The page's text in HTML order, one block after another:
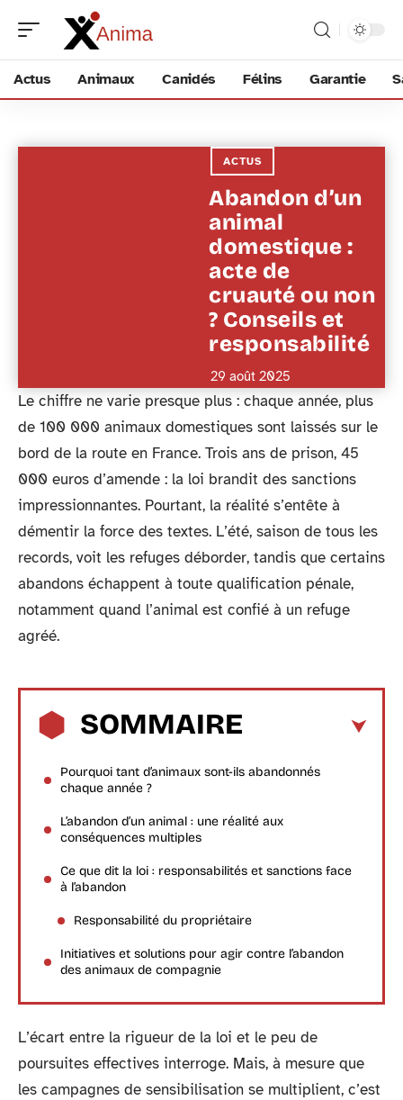
Actus Animaux Canidés Félins Garantie
ACTUS
Abandon d’un
animal
domestique :
acte de
cruauté ou non
? Conseils et
responsabilité
29 août 2025
Le chiffre ne varie presque plus : chaque année, plus
de 100 000 animaux domestiques sont laissés sur le
bord de la route en France. Trois ans de prison, 45
000 euros d’amende : la loi brandit des sanctions
impressionnantes. Pourtant, la réalité s’entête à
démentir la force des textes. L’été, saison de tous les
records, voit les refuges déborder, tandis que certains
abandons échappent à toute qualification pénale,
notamment quand l’animal est confié à un refuge
agréé.
SOMMAIRE
Pourquoi tant d’animaux sont-ils abandonnés
chaque année ?
L’abandon d’un animal : une réalité aux
conséquences multiples
Ce que dit la loi : responsabilités et sanctions face
à l’abandon
Responsabilité du propriétaire
Initiatives et solutions pour agir contre l’abandon
des animaux de compagnie
L’écart entre la rigueur de la loi et le peu de
poursuites effectives interroge. Mais, à mesure que
les campagnes de sensibilisation se multiplient, c’est